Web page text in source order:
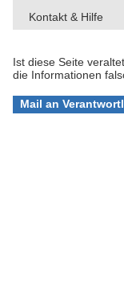
Kontakt & Hilfe
Ist diese Seite
die Informationen